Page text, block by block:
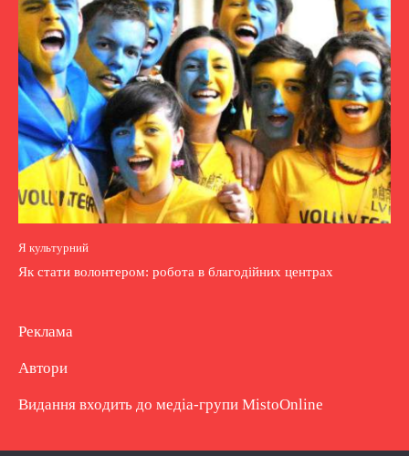
Я культурний
Як стати волонтером: робота в благодійних центрах
Реклама
Автори
Видання входить до медіа-групи MistoOnline